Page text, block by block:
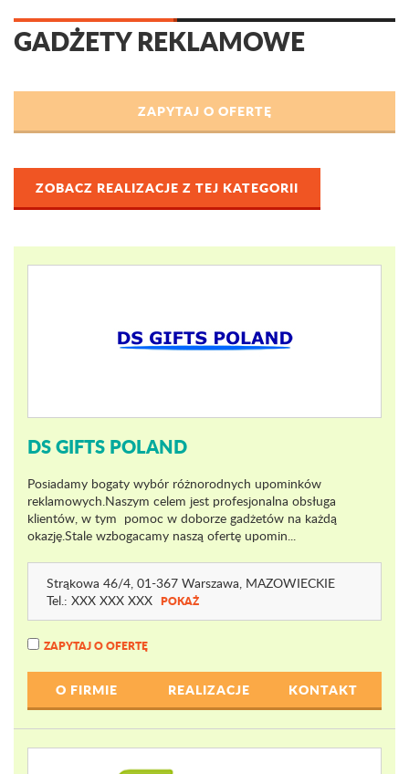
GADŻETY REKLAMOWE
ZOBACZ REALIZACJE Z TEJ KATEGORII
DS GIFTS POLAND
Posiadamy bogaty wybór różnorodnych upominków
reklamowych.Naszym celem jest profesjonalna obsługa
klientów, w tym pomoc w doborze gadżetów na każdą
okazję.Stale wzbogacamy naszą ofertę upomin...
Strąkowa 46/4, 01-367 Warszawa, MAZOWIECKIE
Tel.: XXX XXX XXX POKAŻ
ZAPYTAJ O OFERTĘ
O FIRMIE REALIZACJE KONTAKT